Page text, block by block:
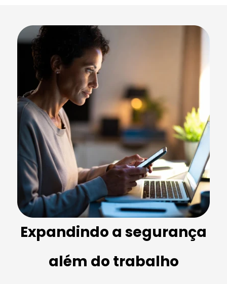
Expandindo a segurança
além do trabalho